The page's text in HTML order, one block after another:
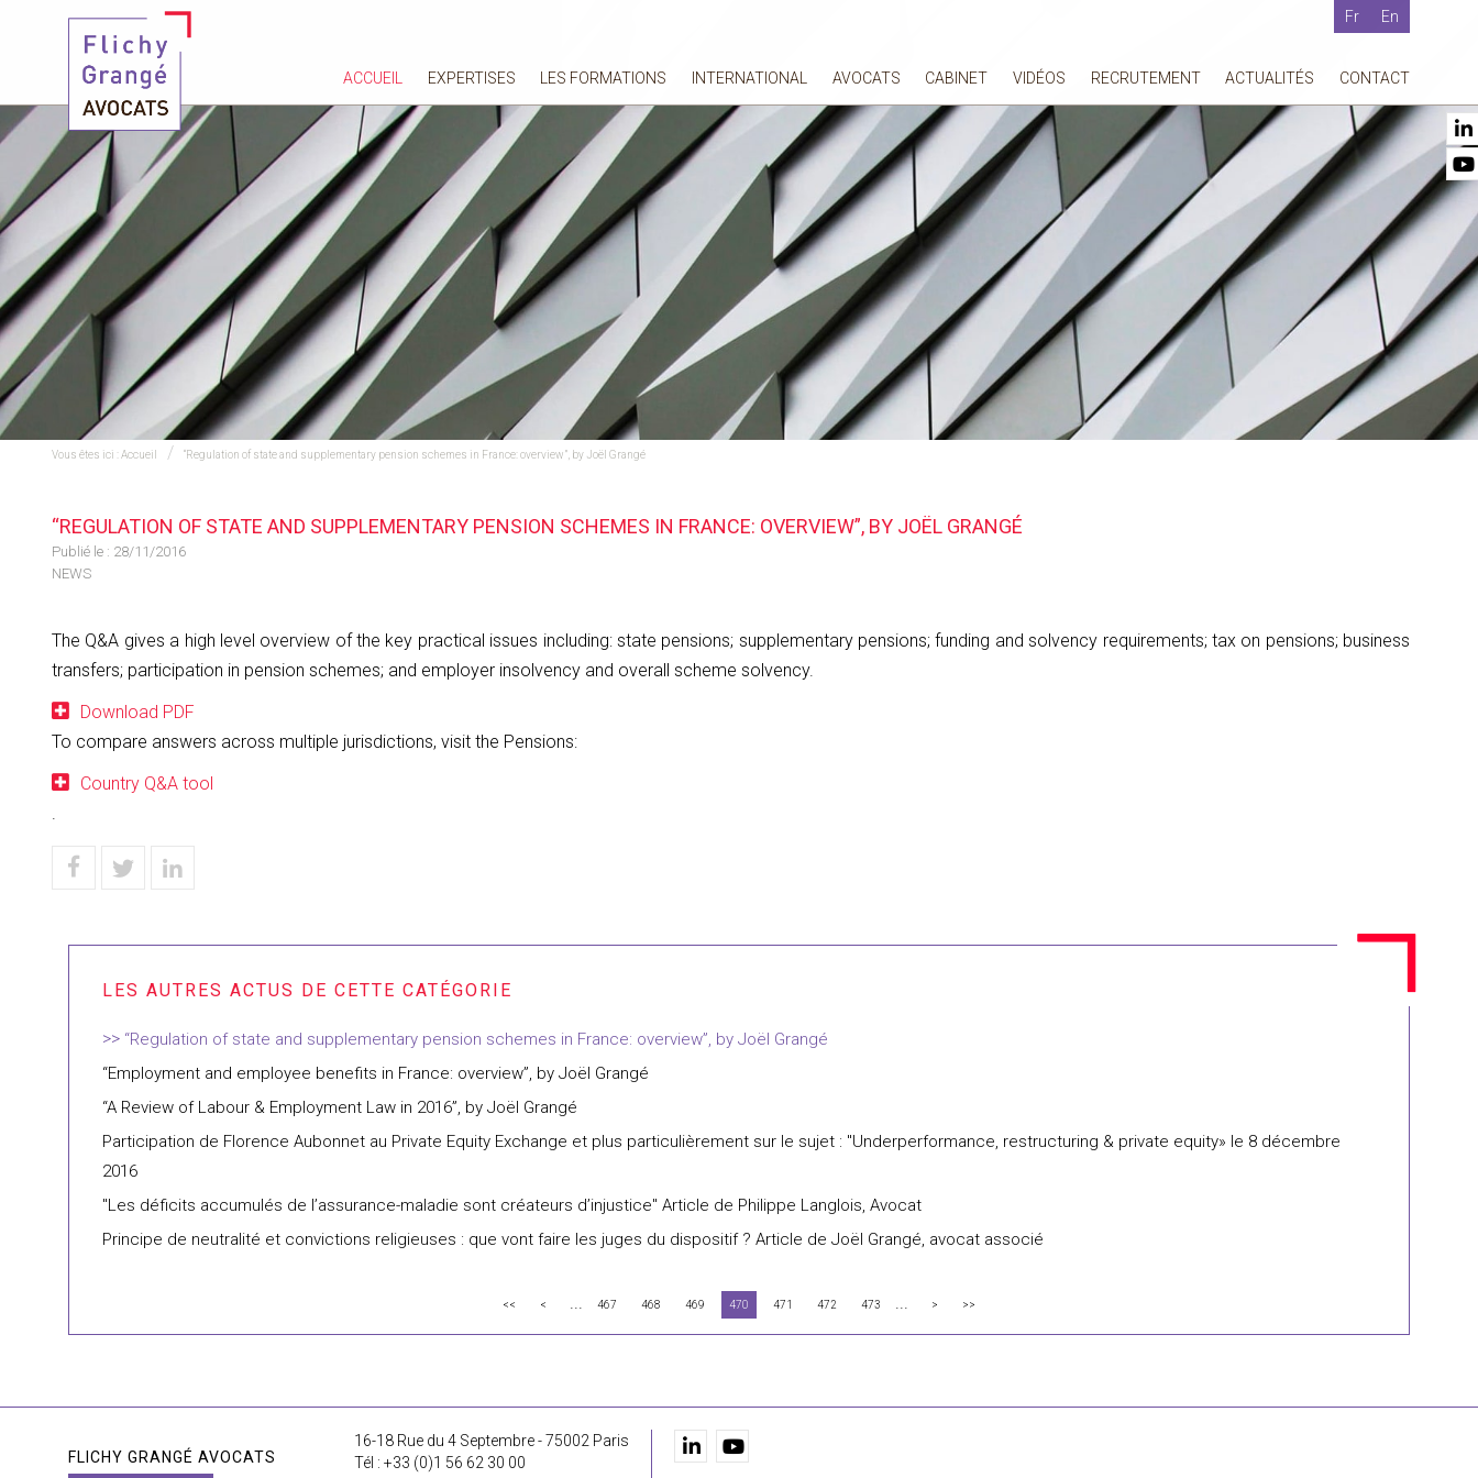
Fr En
ACCUEIL EXPERTISES LES FORMATIONS INTERNATIONAL AVOCATS CABINET VIDÉOS RECRUTEMENT ACTUALITÉS CONTACT
Vous êtes ici :Accueil “Regulation of state and supplementary pension schemes in France: overview”, by Joël Grangé
“REGULATION OF STATE AND SUPPLEMENTARY PENSION SCHEMES IN FRANCE: OVERVIEW”, BY JOËL GRANGÉ
Publié le : 28/11/2016
NEWS
The Q&A gives a high level overview of the key practical issues including: state pensions; supplementary pensions; funding and solvency requirements; tax on pensions; business
transfers; participation in pension schemes; and employer insolvency and overall scheme solvency.
Download PDF
To compare answers across multiple jurisdictions, visit the Pensions:
Country Q&A tool
.
“Regulation of state and supplementary pension schemes in France: overview”, by Joël Grangé
“Employment and employee benefits in France: overview”, by Joël Grangé
“A Review of Labour & Employment Law in 2016”, by Joël Grangé
Participation de Florence Aubonnet au Private Equity Exchange et plus particulièrement sur le sujet : "Underperformance, restructuring & private equity» le 8 décembre
2016
"Les déficits accumulés de l’assurance-maladie sont créateurs d’injustice" Article de Philippe Langlois, Avocat
Principe de neutralité et convictions religieuses : que vont faire les juges du dispositif ? Article de Joël Grangé, avocat associé
<< < ... 467 468 469 470 471 472 473 ... > >>
FLICHY GRANGÉ AVOCATS
16-18 Rue du 4 Septembre - 75002 Paris
Tél : +33 (0)1 56 62 30 00